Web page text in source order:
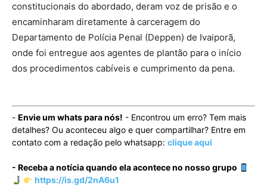
constitucionais do abordado, deram voz de prisão e o
encaminharam diretamente à carceragem do
Departamento de Polícia Penal (Deppen) de Ivaiporã,
onde foi entregue aos agentes de plantão para o início
dos procedimentos cabíveis e cumprimento da pena.
- Envie um whats para nós! - Encontrou um erro? Tem mais
detalhes? Ou aconteceu algo e quer compartilhar? Entre em
contato com a redação pelo whatsapp: clique aqui
- Receba a notícia quando ela acontece no nosso grupo
https://is.gd/2nA6u1